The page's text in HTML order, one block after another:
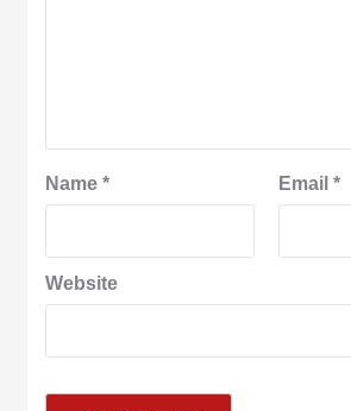
Name* Email *
Website